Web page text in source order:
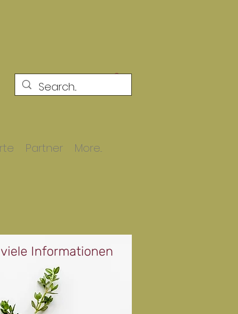
Partner More...
Informationen